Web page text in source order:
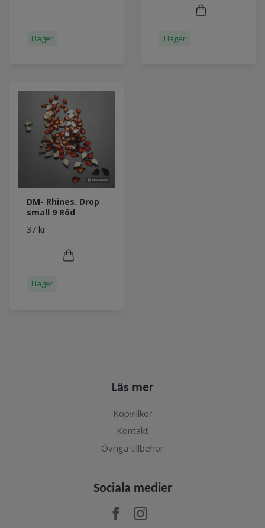
I lager I lager
DM- Rhines. Drop
small 9 Röd
37 kr
I lager
Läs mer
Köpvillkor
Kontakt
Övriga tillbehör
Sociala medier